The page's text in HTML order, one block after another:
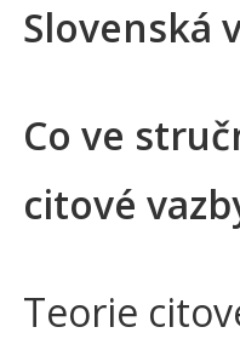
Slovenská
Co ve
citové
Teorie